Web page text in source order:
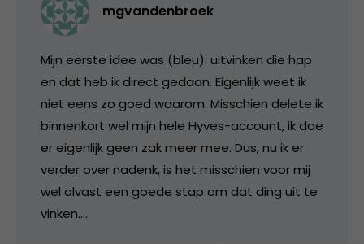
mgvandenbroek
Mijn eerste idee was (bleu): uitvinken die hap
en dat heb ik direct gedaan. Eigenlijk weet ik
niet eens zo goed waarom. Misschien delete ik
binnenkort wel mijn hele Hyves-account, ik doe
er eigenlijk geen zak meer mee. Dus, nu ik er
verder over nadenk, is het misschien voor mij
wel alvast een goede stap om dat ding uit te
vinken….